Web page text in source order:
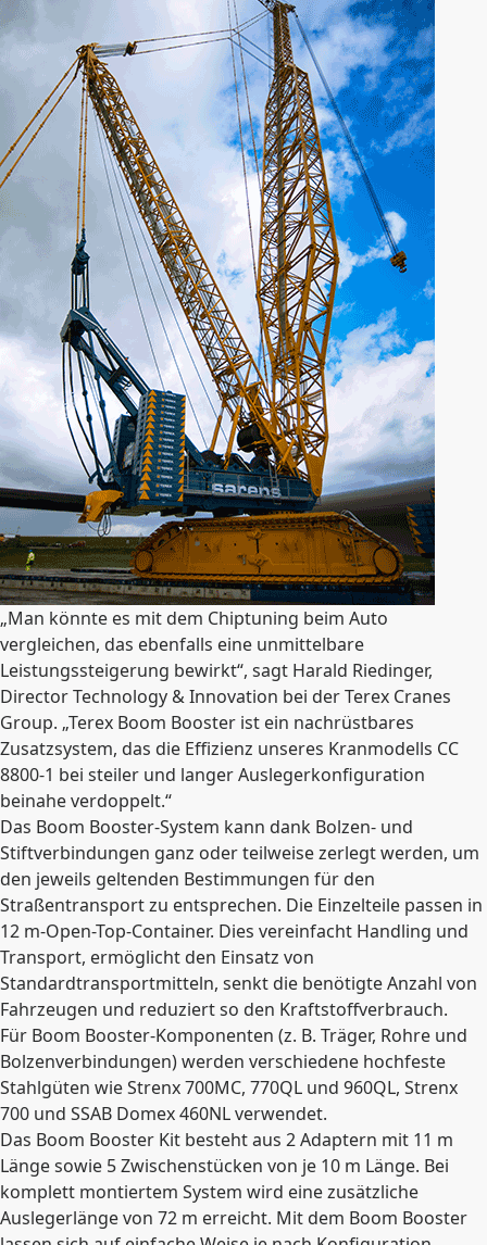
„Man könnte es mit dem Chiptuning beim Auto
vergleichen, das ebenfalls eine unmittelbare
Leistungssteigerung bewirkt“, sagt Harald Riedinger,
Director Technology & Innovation bei der Terex Cranes
Group. „Terex Boom Booster ist ein nachrüstbares
Zusatzsystem, das die Effizienz unseres Kranmodells CC
8800-1 bei steiler und langer Auslegerkonfiguration
beinahe verdoppelt.“
Das Boom Booster-System kann dank Bolzen- und
Stiftverbindungen ganz oder teilweise zerlegt werden, um
den jeweils geltenden Bestimmungen für den
Straßentransport zu entsprechen. Die Einzelteile passen in
12 m-Open-Top-Container. Dies vereinfacht Handling und
Transport, ermöglicht den Einsatz von
Standardtransportmitteln, senkt die benötigte Anzahl von
Fahrzeugen und reduziert so den Kraftstoffverbrauch.
Für Boom Booster-Komponenten (z. B. Träger, Rohre und
Bolzenverbindungen) werden verschiedene hochfeste
Stahlgüten wie Strenx 700MC, 770QL und 960QL, Strenx
700 und SSAB Domex 460NL verwendet.
Das Boom Booster Kit besteht aus 2 Adaptern mit 11 m
Länge sowie 5 Zwischenstücken von je 10 m Länge. Bei
komplett montiertem System wird eine zusätzliche
Auslegerlänge von 72 m erreicht. Mit dem Boom Booster